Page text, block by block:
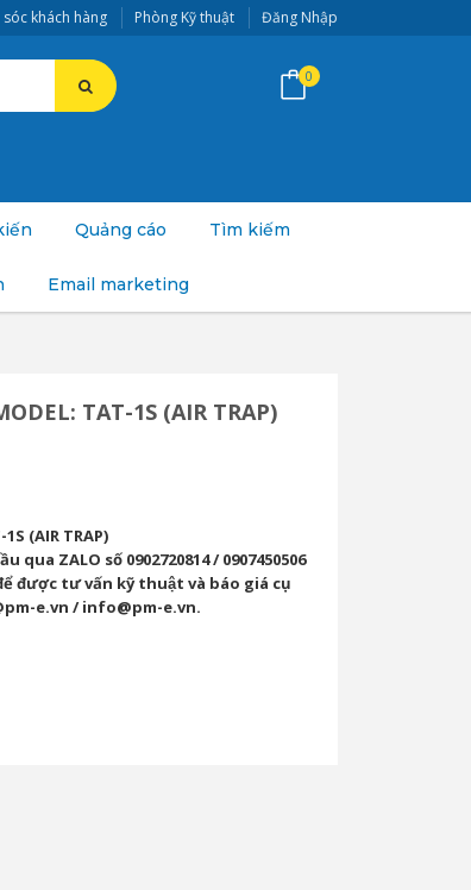
khách hàng Phòng Kỹ thuật Đăng Nhập
0
Quảng cáo Tìm kiếm
Email marketing
TAT-1S (AIR TRAP)
(AIR TRAP)
ZALO số 0902720814 / 0907450506
được tư vấn kỹ thuật và báo giá cụ
e.vn / info@pm-e.vn.